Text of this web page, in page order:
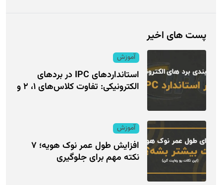
پست های اخیر
آموزش
استانداردهای IPC در بردهای
الکترونیکی: تفاوت کلاس‌های ۱، ۲ و
آموزش
افزایش طول عمر نوک هویه؛ ۷
نکته مهم برای جلوگیری